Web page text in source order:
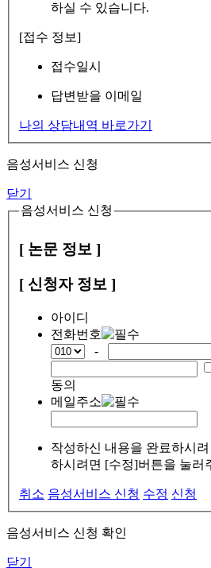
하실 수 있습니다.
[접수 정보]
접수일시
답변받을 이메일
나의 상담내역 바로가기
음성서비스 신청
닫기
음성서비스 신청
[ 논문 정보 ]
[ 신청자 정보 ]
아이디
전화번호
-
동의
메일주소
작성하신 내용을 완료하시
하시려면 [수정]버튼을 눌러
취소 음성서비스 신청 수정 신청
음성서비스 신청 확인
닫기